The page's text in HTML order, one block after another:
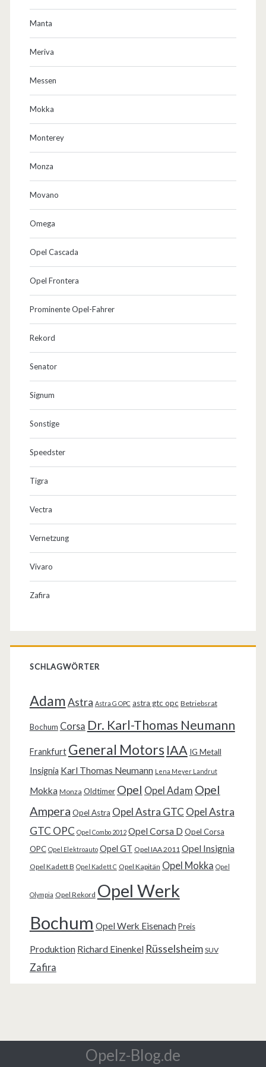
Manta
Meriva
Messen
Mokka
Monterey
Monza
Movano
Omega
Opel Cascada
Opel Frontera
Prominente Opel-Fahrer
Rekord
Senator
Signum
Sonstige
Speedster
Tigra
Vectra
Vernetzung
Vivaro
Zafira
SCHLAGWÖRTER
AdamAstra Astra G OPC astra gtc opc Betriebsrat
Bochum Corsa Dr. Karl-Thomas Neumann
Frankfurt General Motors IAA IG Metall
Insignia Karl Thomas Neumann Lena Meyer Landrut
Mokka Monza Oldtimer Opel Opel Adam Opel
Ampera Opel Astra Opel Astra GTC Opel Astra
GTC OPC Opel Combo 2012 Opel Corsa D Opel Corsa
OPC Opel Elektroauto Opel GT Opel IAA 2011 Opel Insignia
Opel Kadett B Opel Kadett C Opel Kapitän Opel Mokka Opel
Olympia Opel Rekord Opel Werk
Bochum Opel Werk Eisenach Preis
Produktion Richard Einenkel Rüsselsheim SUV
Zafira
Opelz-Blog.de